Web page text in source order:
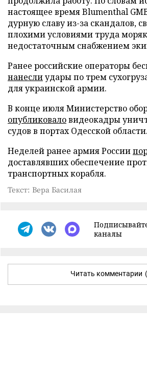
настоящее время Blumenthal
дурную славу из-за скандалов,
плохими условиями труда
недостаточным снабжением
Ранее российские операторы
нанеслиудары по трем
для украинской армии.
В конце июля Министерство
опубликоваловидеокадры
судов в портах Одесской области.
Неделей ранее армия России
доставлявших обеспечение
транспортных корабля.
Текст: Вера Басилая
каналы
Читать комментарии